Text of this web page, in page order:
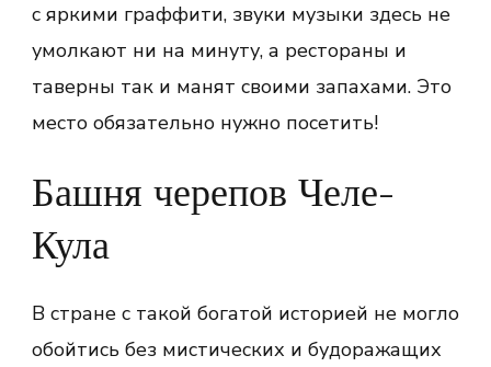
с яркими граффити, звуки музыки здесь не
умолкают ни на минуту, а рестораны и
таверны так и манят своими запахами. Это
место обязательно нужно посетить!
Башня черепов Челе-
Кула
В стране с такой богатой историей не могло
обойтись без мистических и будоражащих